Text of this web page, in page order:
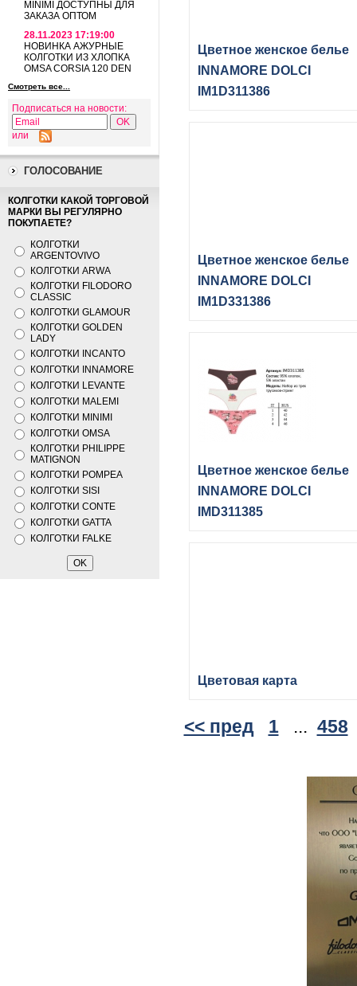
MINIMI ДОСТУПНЫ ДЛЯ
ЗАКАЗА ОПТОМ
28.11.2023 17:19:00
НОВИНКА АЖУРНЫЕ
КОЛГОТКИ ИЗ ХЛОПКА
OMSA CORSIA 120 DEN
Смотреть все...
Подписаться на новости:
или
ГОЛОСОВАНИЕ
КОЛГОТКИ КАКОЙ ТОРГОВОЙ
МАРКИ ВЫ РЕГУЛЯРНО
ПОКУПАЕТЕ?
КОЛГОТКИ
ARGENTOVIVO
КОЛГОТКИ ARWA
КОЛГОТКИ FILODORO
CLASSIC
КОЛГОТКИ GLAMOUR
КОЛГОТКИ GOLDEN
LADY
КОЛГОТКИ INCANTO
КОЛГОТКИ INNAMORE
КОЛГОТКИ LEVANTE
КОЛГОТКИ MALEMI
КОЛГОТКИ MINIMI
КОЛГОТКИ OMSA
КОЛГОТКИ PHILIPPE
MATIGNON
КОЛГОТКИ POMPEA
КОЛГОТКИ SISI
КОЛГОТКИ CONTE
КОЛГОТКИ GATTA
КОЛГОТКИ FALKE
Цветное женское белье
INNAMORE DOLCI
IM1D311386
Цветное женское белье
INNAMORE DOLCI
IM1D331386
Цветное женское белье
INNAMORE DOLCI
IMD311385
Цветовая карта
<< пред 1... 458